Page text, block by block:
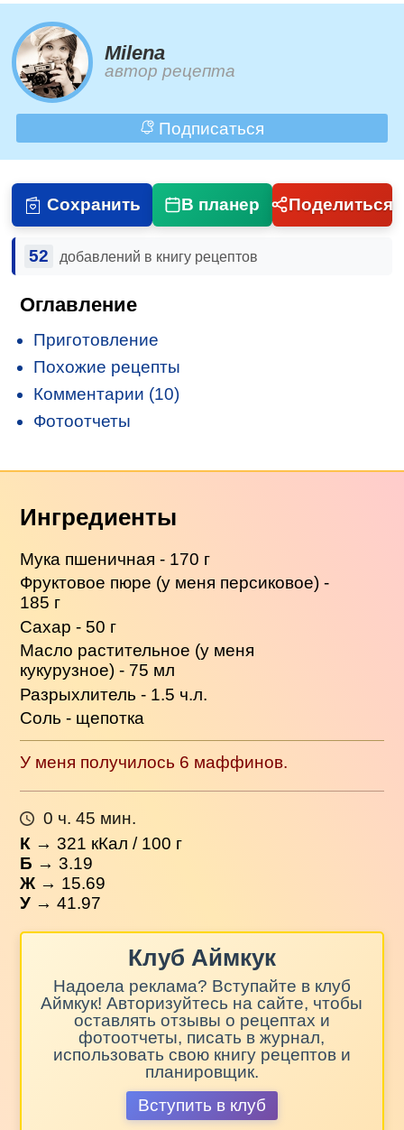
Milena
автор рецепта
Подписаться
Сохранить В планер Поделиться
52 добавлений в книгу рецептов
Оглавление
Приготовление
Похожие рецепты
Комментарии (10)
Фотоотчеты
Ингредиенты
Мука пшеничная - 170 г
Фруктовое пюре (у меня персиковое) -
185 г
Сахар - 50 г
Масло растительное (у меня
кукурузное) - 75 мл
Разрыхлитель - 1.5 ч.л.
Соль - щепотка
У меня получилось 6 маффинов.
0 ч. 45 мин.
К →321 кКал / 100 г
Б → 3.19
Ж → 15.69
У → 41.97
Клуб Аймкук
Надоела реклама? Вступайте в клуб
Аймкук! Авторизуйтесь на сайте, чтобы
оставлять отзывы о рецептах и
фотоотчеты, писать в журнал,
использовать свою книгу рецептов и
планировщик.
Вступить в клуб